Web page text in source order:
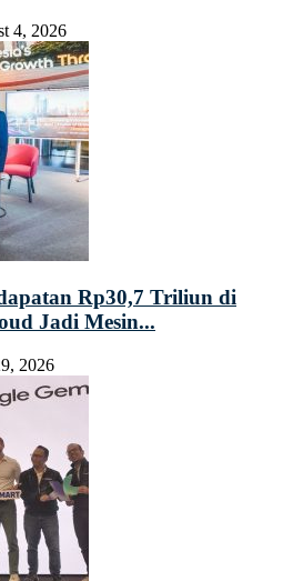
4, 2026
Rp30,7 Triliun di
Jadi Mesin...
2026